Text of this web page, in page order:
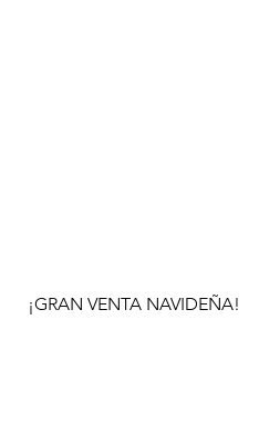
¡GRAN VENTA NAVIDEÑA!